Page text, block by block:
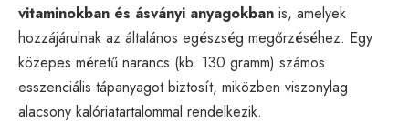
vitaminokban és ásványi anyagokban is, amelyek
hozzájárulnak az általános egészség megőrzéséhez. Egy
közepes méretű narancs (kb. 130 gramm) számos
esszenciális tápanyagot biztosít, miközben viszonylag
alacsony kalóriatartalommal rendelkezik.